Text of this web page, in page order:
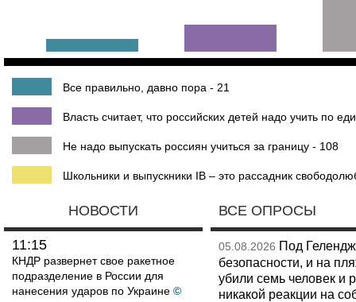
Все правильно, давно пора - 21
Власть считает, что российских детей надо учить по
Не надо выпускать россиян учиться за границу - 108
Школьники и выпускники IB – это рассадник
НОВОСТИ
11:15
КНДР развернет свое ракетное
подразделение в России для
нанесения ударов по Украине ©
ВСЕ ОПРОСЫ
05.08.2026 Под
безопасности, и на
убили семь человек и
никакой реакции на